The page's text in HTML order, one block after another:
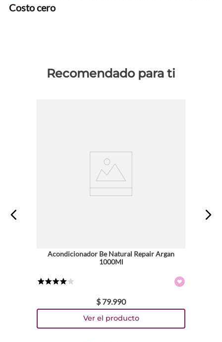
Costo cero
Recomendado para ti
Acondicionador Be Natural Repair Argan
1000Ml
$ 79.990